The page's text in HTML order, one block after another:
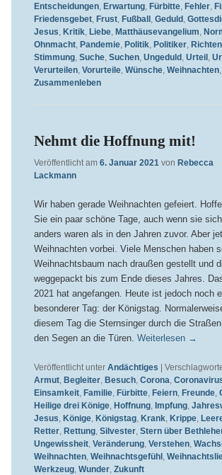
Entscheidungen, Erwartung, Fürbitte, Fehler,
Friedensgebet, Frust, Fußball, Geduld,
Jesus Kritik, Liebe, Matthäusevangelium
Ohnmacht, Pandemie, Politik, Politiker, Richten,
Stimmung, Suche, Suchen, Ungeduld, Urteil,
Verurteilen, Vorurteile, Wünsche, Weihnachten,
Zusammenleben
Nehmt die Hoffnung mit!
Veröffentlicht am 6. Januar 2021 von Rebecca
Lackmann
Wir haben gerade Weihnachten gefeiert.
Sie ein paar schöne Tage, auch wenn sie
anders waren als in den Jahren zuvor. Aber
Weihnachten vorbei. Viele Menschen haben
Weihnachtsbaum nach draußen gestellt und
weggepackt bis zum Ende dieses Jahres.
2021 hat angefangen. Heute ist jedoch noch
besonderer Tag: der Königstag.
diesem Tag die Sternsinger durch die
den Segen an die Türen. Weiterlesen →
Veröffentlicht unter Andächtiges |
Armut, Begleiter, Besuch, Corona
Einsamkeit, Familie, Fürbitte, Feiern, Freunde,
Heilige drei Könige, Hoffnung, Impfung,
Jesus Könige, Königstag, Krank, Krippe,
Retter, Rettung, Silvester, Stern über
Ungewissheit, Veränderung, Verstehen,
Weihnachten, Weihnachtsgefühl,
Werkzeug, Wunder, Zukunft